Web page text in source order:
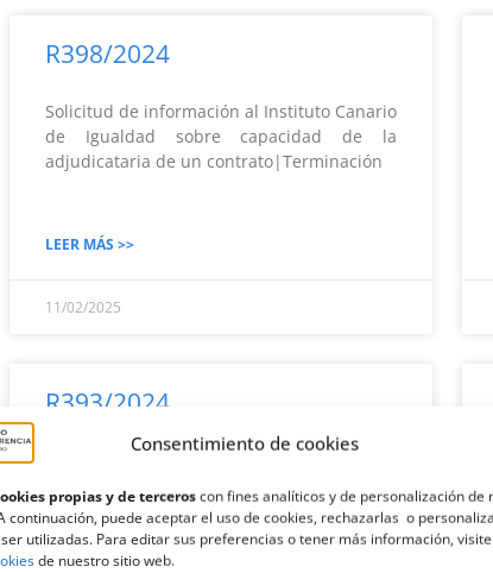
Consentimiento de cookies
propias y de terceroscon fines analíticos y de personalización de
continuación, puede aceptar el uso de cookies, rechazarlas o
utilizadas. Para editar sus preferencias o tener más información,
de nuestro sitio web.
R398/2024
Solicitud de información al Instituto Canario
de Igualdad sobre capacidad de la
adjudicataria de un contrato|Terminación
LEER MÁS >>
11/02/2025
R393/2024
de las memorias justificativas de
subvenciones a la U. D Fuencaliente
|Terminación